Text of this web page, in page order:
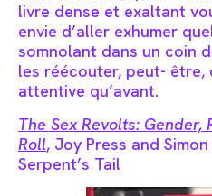
livre dense et exaltant
envie d’aller exhumer
somnolant dans un coin
les réécouter, peut- être,
attentive qu’avant.
The Sex Revolts: Gender,
Roll, Joy Press and
Serpent’s Tail